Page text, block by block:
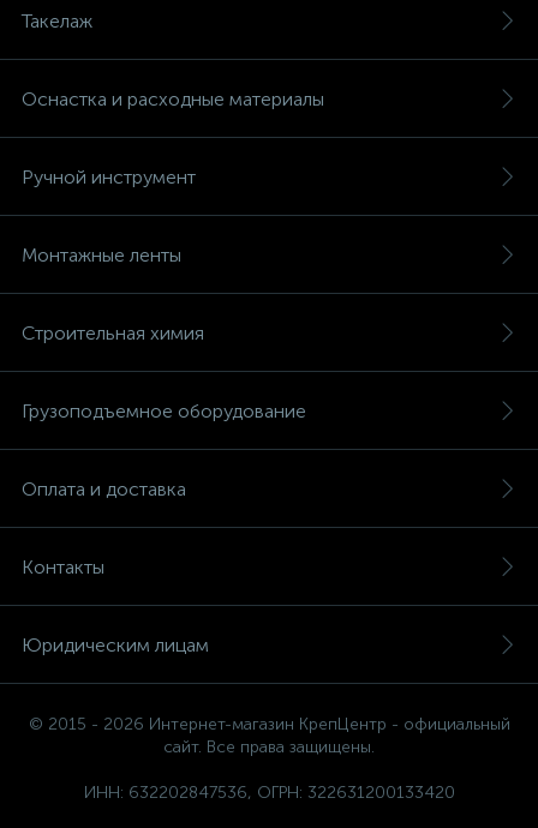
Такелаж
Оснастка и расходные материалы
Ручной инструмент
Монтажные ленты
Строительная химия
Грузоподъемное оборудование
Оплата и доставка
Контакты
Юридическим лицам
© 2015 - 2026 Интернет-магазин КрепЦентр - официальный
сайт. Все права защищены.
ИНН: 632202847536, ОГРН: 322631200133420